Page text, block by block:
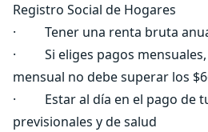
Registro Social de Hogares
· Tener una renta bruta
· Si eliges pagos
mensual no debe superar los
· Estar al día en el pago de
previsionales y de salud